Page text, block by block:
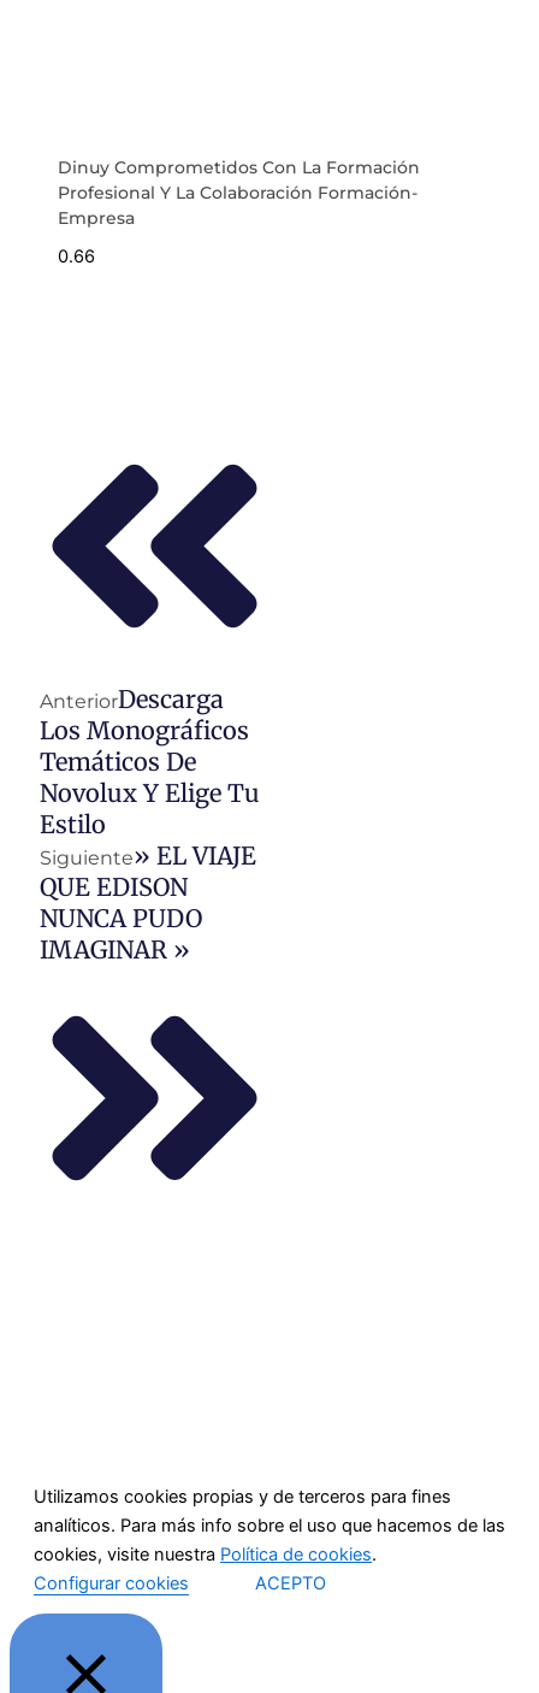
Dinuy Comprometidos Con La Formación
Profesional Y La Colaboración Formación-
Empresa
AnteriorDescarga
Los Monográficos
Temáticos De
Novolux Y Elige Tu
Estilo
Siguiente» EL VIAJE
QUE EDISON
NUNCA PUDO
IMAGINAR »
Utilizamos cookies propias y de terceros para fines
analíticos. Para más info sobre el uso que hacemos de las
cookies, visite nuestra Política de cookies.
Configurar cookies
ACEPTO